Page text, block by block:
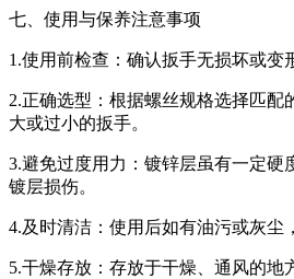
七、使用与保养注意事项
1.使用前检查：确认扳手无损坏或变
2.正确选型：根据螺丝规格选择匹配
大或过小的扳手。
3.避免过度用力：镀锌层虽有一定硬
镀层损伤。
4.及时清洁：使用后如有油污或灰尘
5.干燥存放：存放于干燥、通风的地